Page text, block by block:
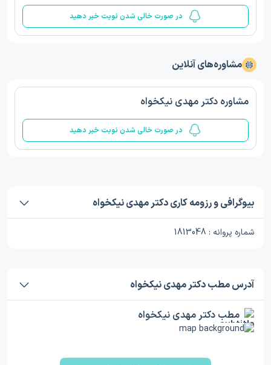
در صورت خالی شدن نوبت خبر دهید
مشاوره‌های آنلاین
مشاوره دکتر مهدی نیکخواه
در صورت خالی شدن نوبت خبر دهید
بیوگرافی و رزومه کاری دکتر مهدی نیکخواه
شماره پروانه : 1813048
آدرس مطب دکتر مهدی نیکخواه
مطب دکتر مهدی نیکخواه